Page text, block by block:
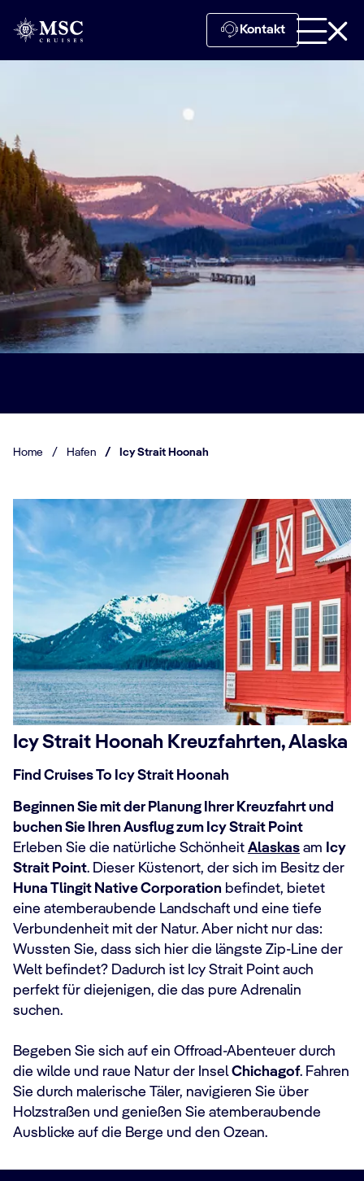
Kontakt
Home / Hafen / Icy Strait Hoonah
Icy Strait Hoonah Kreuzfahrten, Alaska
Find Cruises To Icy Strait Hoonah
Beginnen Sie mit der Planung Ihrer Kreuzfahrt und
buchen Sie Ihren Ausflug zum Icy Strait Point
Erleben Sie die natürliche Schönheit Alaskas am Icy
Strait Point. Dieser Küstenort, der sich im Besitz der
Huna Tlingit Native Corporation befindet, bietet
eine atemberaubende Landschaft und eine tiefe
Verbundenheit mit der Natur. Aber nicht nur das:
Wussten Sie, dass sich hier die längste Zip-Line der
Welt befindet? Dadurch ist Icy Strait Point auch
perfekt für diejenigen, die das pure Adrenalin
suchen.
Begeben Sie sich auf ein Offroad-Abenteuer durch
die wilde und raue Natur der InselChichagof. Fahren
Sie durch malerische Täler, navigieren Sie über
Holzstraßen und genießen Sie atemberaubende
Ausblicke auf die Berge und den Ozean.